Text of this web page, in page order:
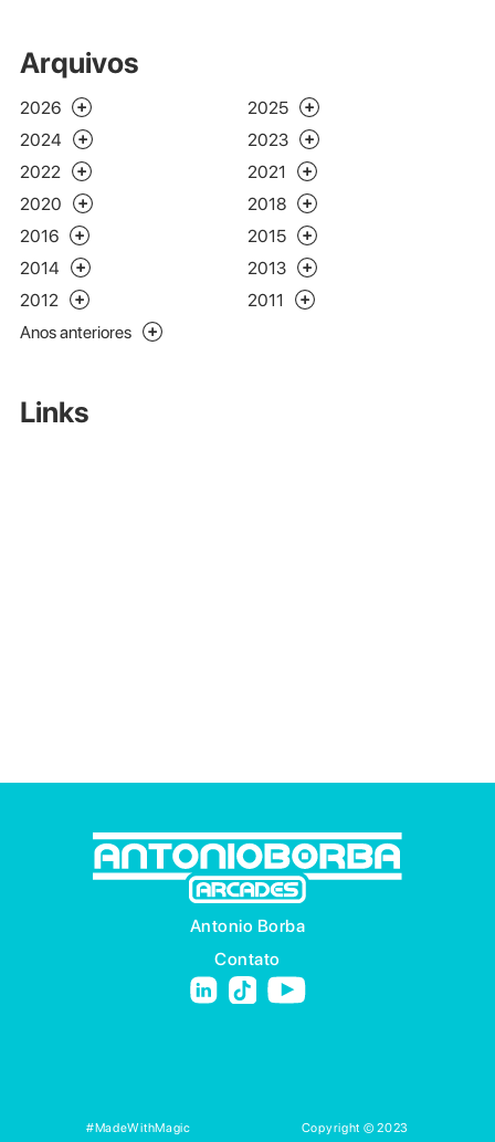
Arquivos
2026
2025
2024
2023
2022
2021
2020
2018
2016
2015
2014
2013
2012
2011
Anos anteriores
Links
Antonio Borba
Contato
#MadeWithMagic Copyright © 2023